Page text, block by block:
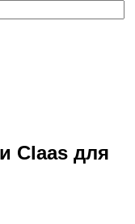
Claas для